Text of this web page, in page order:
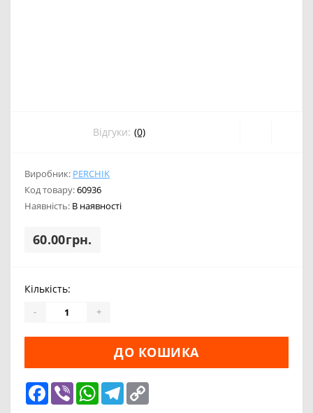
Відгуки: (0)
Виробник: PERCHIK
Код товару:60936
Наявність: В наявності
60.00грн.
Кількість:
- +
ДО КОШИКА
Facebook
Viber WhatsApp
Telegram